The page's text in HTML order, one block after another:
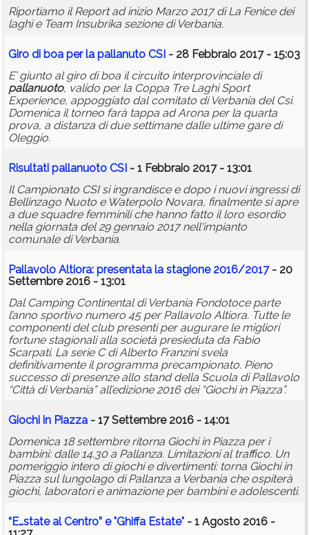
Riportiamo il Report ad inizio Marzo 2017 di La Fenice dei
laghi e Team Insubrika sezione di Verbania.
Giro di boa per la pallanuto CSI - 28 Febbraio 2017 - 15:03
E’ giunto al giro di boa il circuito interprovinciale di
pallanuoto, valido per la Coppa Tre Laghi Sport
Experience, appoggiato dal comitato di Verbania del Csi.
Domenica il torneo farà tappa ad Arona per la quarta
prova, a distanza di due settimane dalle ultime gare di
Oleggio.
Risultati pallanuoto CSI - 1 Febbraio 2017 - 13:01
Il Campionato CSI si ingrandisce e dopo i nuovi ingressi di
Bellinzago Nuoto e Waterpolo Novara, finalmente si apre
a due squadre femminili che hanno fatto il loro esordio
nella giornata del 29 gennaio 2017 nell'impianto
comunale di Verbania.
Pallavolo Altiora: presentata la stagione 2016/2017- 20
Settembre 2016 - 13:01
Dal Camping Continental di Verbania Fondotoce parte
l’anno sportivo numero 45 per Pallavolo Altiora. Tutte le
componenti del club presenti per augurare le migliori
fortune stagionali alla società presieduta da Fabio
Scarpati. La serie C di Alberto Franzini svela
definitivamente il programma precampionato. Pieno
successo di presenze allo stand della Scuola di Pallavolo
“Città di Verbania” all’edizione 2016 dei “Giochi in Piazza”.
Giochi in Piazza - 17 Settembre 2016 - 14:01
Domenica 18 settembre ritorna Giochi in Piazza per i
bambini: dalle 14.30 a Pallanza. Limitazioni al traffico. Un
pomeriggio intero di giochi e divertimenti: torna Giochi in
Piazza sul lungolago di Pallanza a Verbania che ospiterà
giochi, laboratori e animazione per bambini e adolescenti.
“E…state al Centro” e "Ghiffa Estate" - 1 Agosto 2016 -